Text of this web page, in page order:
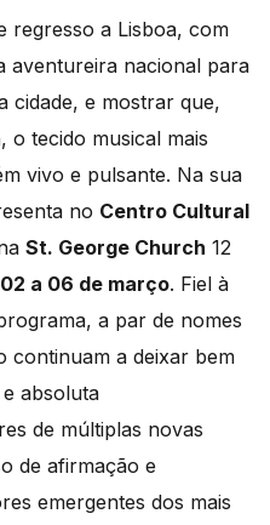
regresso a Lisboa, com
aventureira nacional para
cidade, e mostrar que,
o tecido musical mais
vivo e pulsante. Na sua
no Centro Cultural
St. George Church 12
02 a 06 de março. Fiel à
a par de nomes
continuam a deixar bem
absoluta
de múltiplas novas
de afirmação e
emergentes dos mais